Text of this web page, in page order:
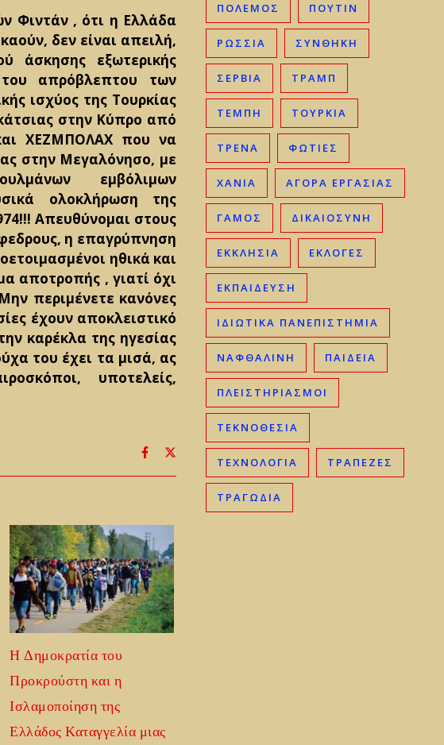
Φιντάν , ότι η Ελλάδα
δεν είναι απειλή,
άσκησης εξωτερικής
απρόβλεπτου των
ισχύος της Τουρκίας
στην Κύπρο από
ΧΕΖΜΠΟΛΑΧ που να
στην Μεγαλόνησο, με
εμβόλιμων
ολοκλήρωση της
Απευθύνομαι στους
η επαγρύπνηση
ηθικά και
αποτροπής , γιατί όχι
περιμένετε κανόνες
έχουν αποκλειστικό
καρέκλα της ηγεσίας
του έχει τα μισά, ας
υποτελείς,
Η Δημοκρατία του
Προκρούστη και η
Ισλαμοποίηση της
Ελλάδος Καταγγελία μιας
ΠΟΛΕΜΟΣ ΠΟΥΤΙΝ
ΡΩΣΣΊΑ ΣΥΝΘΗΚΗ
ΣΕΡΒΊΑ ΤΡΑΜΠ
ΤΈΜΠΗ ΤΟΥΡΚΊΑ
ΤΡΈΝΑ ΦΩΤΙΈΣ
ΧΑΝΙΆ ΑΓΟΡΆ ΕΡΓΑΣΊΑΣ
ΓΑΜΟΣ ΔΙΚΑΙΟΣΎΝΗ
ΕΚΚΛΗΣΊΑ ΕΚΛΟΓΈΣ
ΕΚΠΑΊΔΕΥΣΗ
ΙΔΙΩΤΙΚΆ ΠΑΝΕΠΙΣΤΉΜΙΑ
ΝΑΦΘΑΛΊΝΗ ΠΑΙΔΕΊΑ
ΠΛΕΙΣΤΗΡΙΑΣΜΟΊ
ΤΕΚΝΟΘΕΣΊΑ
ΤΕΧΝΟΛΟΓΊΑ ΤΡΆΠΕΖΕΣ
ΤΡΑΓΩΔΊΑ